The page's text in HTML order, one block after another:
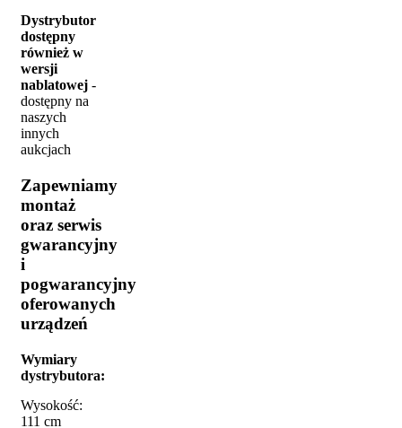
Dystrybutor
dostępny
również w
wersji
nablatowej -
dostępny na
naszych
innych
aukcjach
Zapewniamy
montaż
oraz serwis
gwarancyjny
i
pogwarancyjny
oferowanych
urządzeń
Wymiary
dystrybutora:
Wysokość:
111 cm